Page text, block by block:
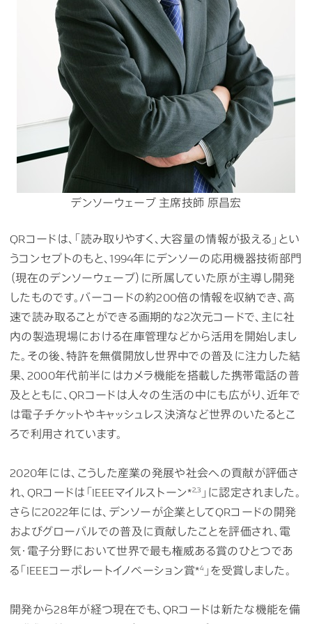
デンソーウェーブ 主席技師 原昌宏
QRコードは、「読み取りやすく、大容量の情報が扱える」とい
うコンセプトのもと、1994年にデンソーの応用機器技術部門
（現在のデンソーウェーブ）に所属していた原が主導し開発
したものです。バーコードの約200倍の情報を収納でき、高
速で読み取ることができる画期的な2次元コードで、主に社
内の製造現場における在庫管理などから活用を開始しまし
た。その後、特許を無償開放し世界中での普及に注力した結
果、2000年代前半にはカメラ機能を搭載した携帯電話の普
及とともに、QRコードは人々の生活の中にも広がり、近年で
は電子チケットやキャッシュレス決済など世界のいたるとこ
ろで利用されています。
2020年には、こうした産業の発展や社会への貢献が評価さ
れ、QRコードは「IEEEマイルストーン*2,3 」に認定されました。
さらに2022年には、デンソーが企業としてQRコードの開発
およびグローバルでの普及に貢献したことを評価され、電
気・電子分野において世界で最も権威ある賞のひとつであ
る「IEEEコーポレートイノベーション賞*4 」を受賞しました。
開発から28年が経つ現在でも、QRコードは新たな機能を備